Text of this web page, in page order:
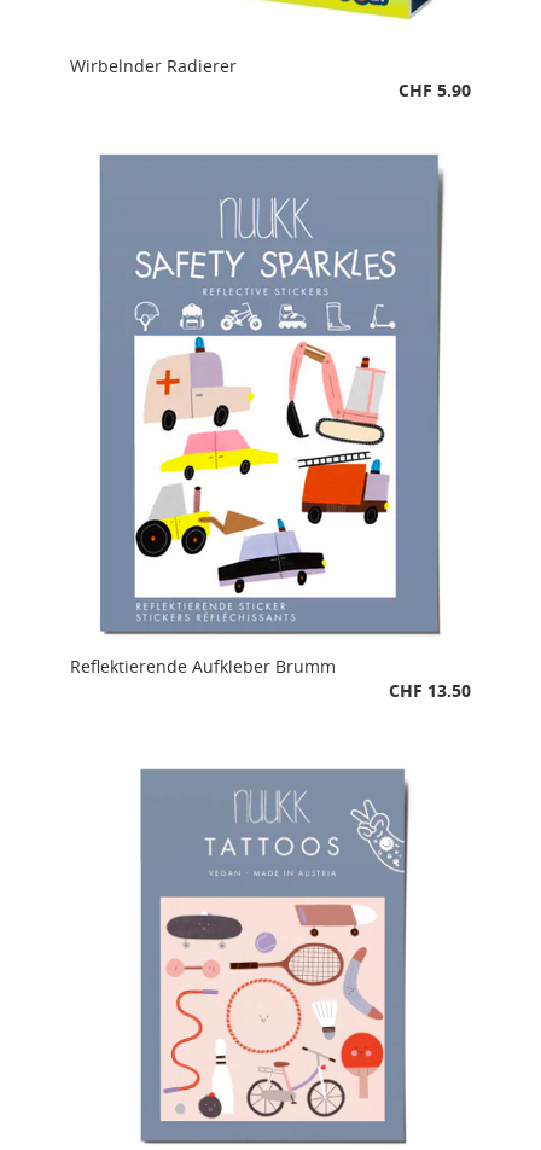
Wirbelnder Radierer
CHF 5.90
Reflektierende Aufkleber Brumm
CHF 13.50